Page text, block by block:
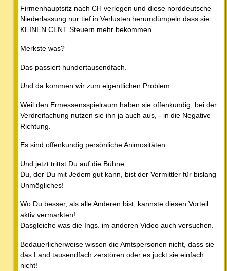
Firmenhauptsitz nach CH verlegen und diese norddeutsche
Niederlassung nur tief in Verlusten herumdümpeln dass sie
KEINEN CENT Steuern mehr bekommen.
Merkste was?
Das passiert hundertausendfach.
Und da kommen wir zum eigentlichen Problem.
Weil den Ermessensspielraum haben sie offenkundig, bei der
Verdreifachung nutzen sie ihn ja auch aus, - in die Negative
Richtung.
Es sind offenkundig persönliche Animositäten.
Und jetzt trittst Du auf die Bühne.
Du, der Du mit Jedem gut kann, bist der Vermittler für bislang
Unmögliches!
Wo Du besser, als alle Anderen bist, kannste diesen Vorteil
aktiv vermarkten!
Dasgleiche was die Ings. im anderen Video auch versuchen.
Bedauerlicherweise wissen die Amtspersonen nicht, dass sie
das Land tausendfach zerstören oder es juckt sie einfach
nicht!